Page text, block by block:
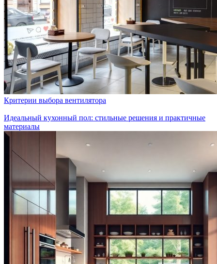
Критерии выбора вентилятора
Идеальный кухонный пол: стильные решения и практичные
материалы